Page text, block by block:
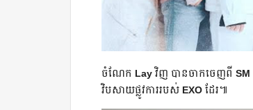
ចំណែក Lay វិញ បាន​ចាកចេញពី SM
វិបសាយផ្លូវការរបស់ EXO ដែរ៕